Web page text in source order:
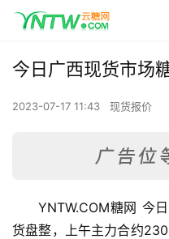
今日广西现货市场
2023-07-17 11:43 现货报价
YNTW.COM糖网 今
货盘整，上午主力合约